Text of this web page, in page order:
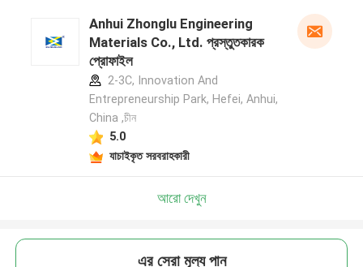
Anhui Zhonglu Engineering
Materials Co., Ltd. প্রস্তুতকারক
প্রোফাইল
2-3C, Innovation And
Entrepreneurship Park, Hefei, Anhui,
China ,চীন
5.0
যাচাইকৃত সরবরাহকারী
আরো দেখুন
এর সেরা মূল্য পান